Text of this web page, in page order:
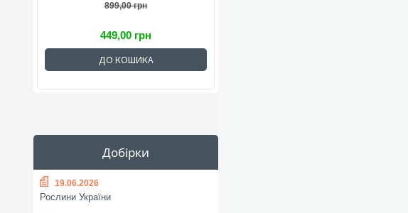
899,00 грн
449,00 грн
ДО КОШИКА
Добірки
19.06.2026
Рослини України